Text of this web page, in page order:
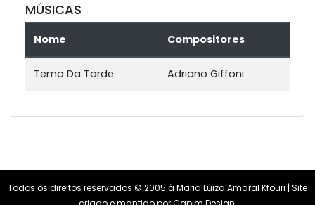
MÚSICAS
Nome Compositores
Tema Da Tarde Adriano Giffoni
Todos os direitos reservados © 2005 à Maria Luiza Amaral Kfouri | Site